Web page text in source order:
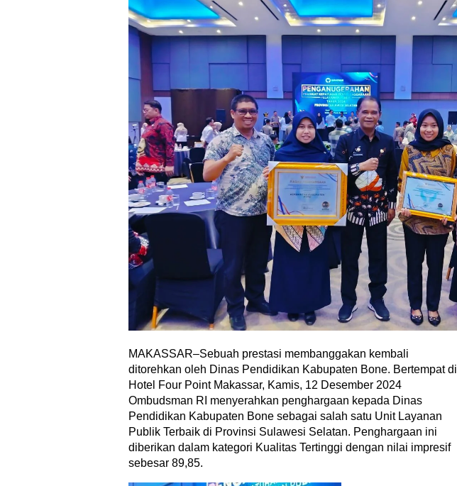
MAKASSAR–Sebuah prestasi membanggakan kembali
ditorehkan oleh Dinas Pendidikan Kabupaten Bone. Bertempat di
Hotel Four Point Makassar, Kamis, 12 Desember 2024
Ombudsman RI menyerahkan penghargaan kepada Dinas
Pendidikan Kabupaten Bone sebagai salah satu Unit Layanan
Publik Terbaik di Provinsi Sulawesi Selatan. Penghargaan ini
diberikan dalam kategori Kualitas Tertinggi dengan nilai impresif
sebesar 89,85.